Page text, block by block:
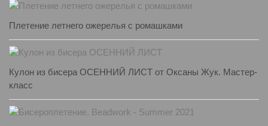
Плетение летнего ожерелья с ромашками
Кулон из бисера ОСЕННИЙ ЛИСТ от Оксаны Жук. Мастер-
класс